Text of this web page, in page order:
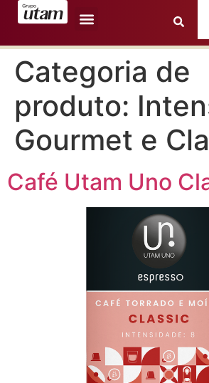
Categoria de
produto:
Gourmet e
Café Utam Uno